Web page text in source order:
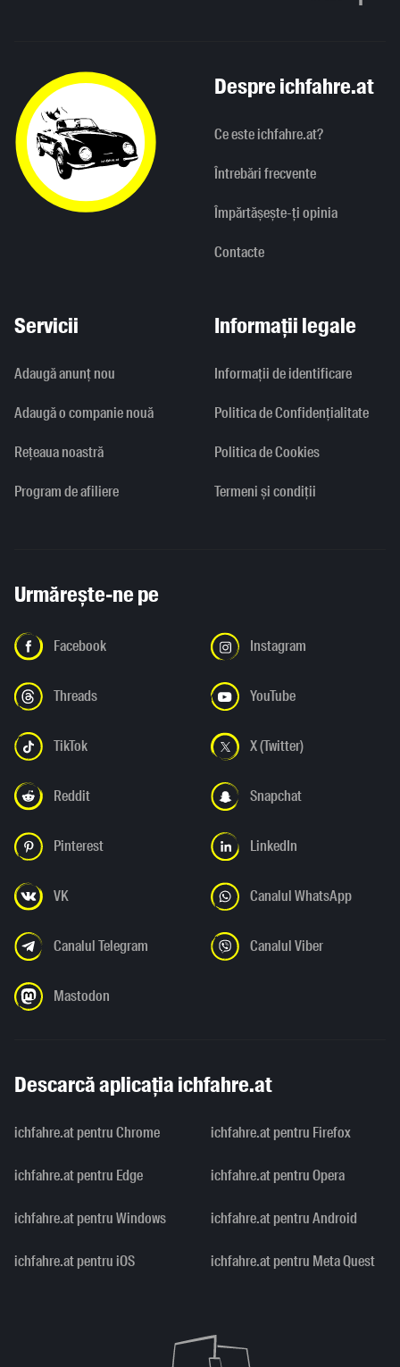
Derulați
Despre ichfahre.at
Ce este ichfahre.at?
Întrebări frecvente
Împărtășește-ți opinia
Contacte
Servicii
Adaugă anunț nou
Adaugă o companie nouă
Rețeaua noastră
Program de afiliere
Informații legale
Informaţii de identificare
Politica de Confidențialitate
Politica de Cookies
Termeni și condiții
Urmărește-ne pe
Facebook Instagram
Threads YouTube
TikTok X (Twitter)
Reddit Snapchat
Pinterest LinkedIn
VK Canalul WhatsApp
Canalul Telegram Canalul Viber
Mastodon
Descarcă aplicația ichfahre.at
ichfahre.at pentru Chrome ichfahre.at pentru Firefox
ichfahre.at pentru Edge ichfahre.at pentru Opera
ichfahre.at pentru Windows ichfahre.at pentru Android
ichfahre.at pentru iOS ichfahre.at pentru Meta Quest